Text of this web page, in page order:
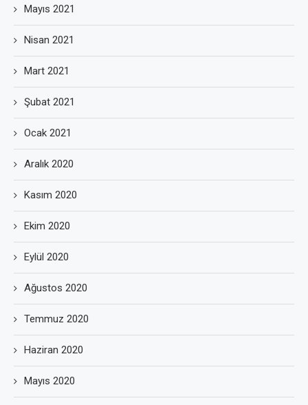
Mayıs 2021
Nisan 2021
Mart 2021
Şubat 2021
Ocak 2021
Aralık 2020
Kasım 2020
Ekim 2020
Eylül 2020
Ağustos 2020
Temmuz 2020
Haziran 2020
Mayıs 2020